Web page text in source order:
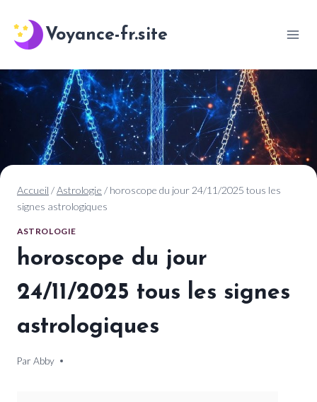
contenu
Voyance-fr.site
Accueil /Astrologie / horoscope du jour 24/11/2025 tous les
signes astrologiques
ASTROLOGIE
horoscope du jour
24/11/2025 tous les signes
astrologiques
Par Abby
24 novembre 2025